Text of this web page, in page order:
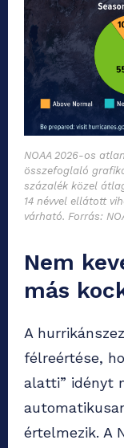
NOAA 2026-os
összefoglaló
százalék közel
14 névvel ellátott
várható. Forrás:
Nem
más
A
félreértése,
alatti” idényt
értelmezik. A